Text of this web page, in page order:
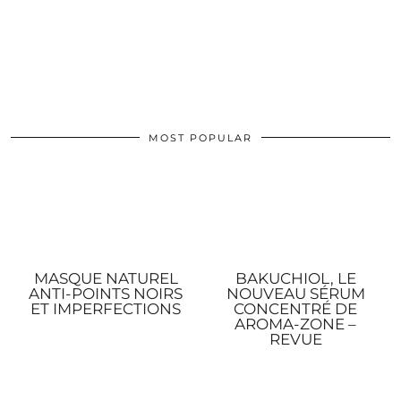
MOST POPULAR
MASQUE NATUREL
ANTI-POINTS NOIRS
ET IMPERFECTIONS
BAKUCHIOL, LE
NOUVEAU SÉRUM
CONCENTRÉ DE
AROMA-ZONE –
REVUE